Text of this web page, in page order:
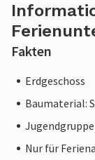
Fakten
Erdgeschoss
Baumaterial:
Nur für